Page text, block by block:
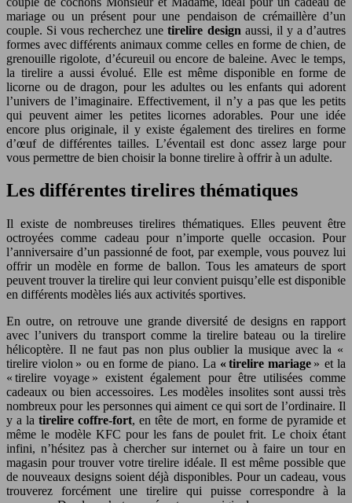
mariage ou un présent pour une pendaison de crémaillère d’un
couple. Si vous recherchez unetirelire design aussi, il y a d’autres
formes avec différents animaux comme celles en forme de chien, de
grenouille rigolote, d’écureuil ou encore de baleine. Avec le temps,
la tirelire a aussi évolué. Elle est même disponible en forme de
licorne ou de dragon, pour les adultes ou les enfants qui adorent
l’univers de l’imaginaire. Effectivement, il n’y a pas que les petits
qui peuvent aimer les petites licornes adorables. Pour une idée
encore plus originale, il y existe également des tirelires en forme
d’œuf de différentes tailles. L’éventail est donc assez large pour
vous permettre de bien choisir la bonne tirelire à offrir à un adulte.
Les différentes tirelires thématiques
Il existe de nombreuses tirelires thématiques. Elles peuvent être
octroyées comme cadeau pour n’importe quelle occasion. Pour
l’anniversaire d’un passionné de foot, par exemple, vous pouvez lui
offrir un modèle en forme de ballon. Tous les amateurs de sport
peuvent trouver la tirelire qui leur convient puisqu’elle est disponible
en différents modèles liés aux activités sportives.
En outre, on retrouve une grande diversité de designs en rapport
avec l’univers du transport comme la tirelire bateau ou la tirelire
hélicoptère. Il ne faut pas non plus oublier la musique avec la «
tirelire violon » ou en forme de piano. La « tirelire mariage » et la
« tirelire voyage » existent également pour être utilisées comme
cadeaux ou bien accessoires. Les modèles insolites sont aussi très
nombreux pour les personnes qui aiment ce qui sort de l’ordinaire. Il
y a latirelire coffre-fort, en tête de mort, en forme de pyramide et
même le modèle KFC pour les fans de poulet frit. Le choix étant
infini, n’hésitez pas à chercher sur internet ou à faire un tour en
magasin pour trouver votre tirelire idéale. Il est même possible que
de nouveaux designs soient déjà disponibles. Pour un cadeau, vous
trouverez forcément une tirelire qui puisse correspondre à la